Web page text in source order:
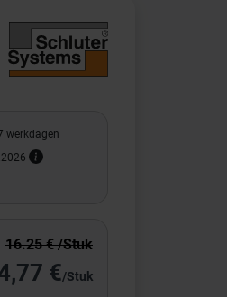
werkdagen
16.25 € /Stuk
€/Stuk